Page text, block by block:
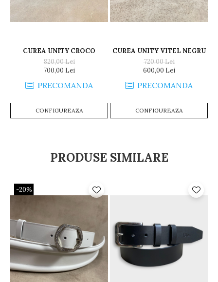
CUREA UNITY CROCO
820,00 Lei
700,00 Lei
PRECOMANDA
CONFIGUREAZA
CUREA UNITY VITEL NEGRU
720,00 Lei
600,00 Lei
PRECOMANDA
CONFIGUREAZA
PRODUSE SIMILARE
-20%